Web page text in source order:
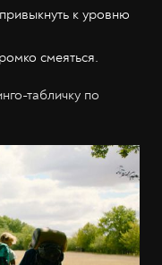
к уровню
смеяться.
табличку по